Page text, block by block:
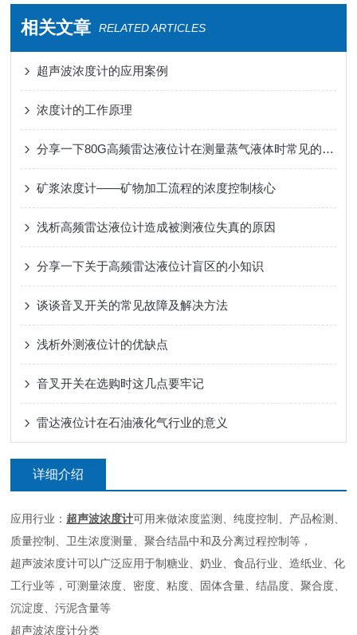
相关文章 RELATED ARTICLES
超声波浓度计的应用案例
浓度计的工作原理
分享一下80G高频雷达液位计在测量蒸气液体时常见的3个陷阱
矿浆浓度计——矿物加工流程的浓度控制核心
浅析高频雷达液位计造成被测液位失真的原因
分享一下关于高频雷达液位计盲区的小知识
谈谈音叉开关的常见故障及解决方法
浅析外测液位计的优缺点
音叉开关在选购时这几点要牢记
雷达液位计在石油液化气行业的意义
详细介绍
应用行业： 超声波浓度计可用来做浓度监测、纯度控制、产品检测、
质量控制、卫生浓度测量、聚合结晶中和及分离过程控制等，
超声波浓度计可以广泛应用于制糖业、奶业、食品行业、造纸业、化
工行业等，可测量浓度、密度、粘度、固体含量、结晶度、聚合度、
沉淀度、污泥含量等
超声波浓度计分类